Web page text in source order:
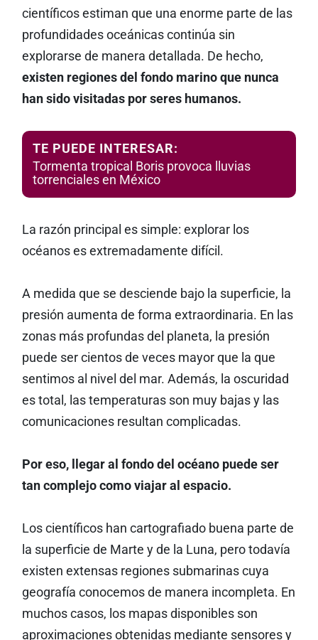
científicos estiman que una enorme parte de las
profundidades oceánicas continúa sin
explorarse de manera detallada. De hecho,
existen regiones del fondo marino que nunca
han sido visitadas por seres humanos.
TE PUEDE INTERESAR:
Tormenta tropical Boris provoca lluvias
torrenciales en México
La razón principal es simple: explorar los
océanos es extremadamente difícil.
A medida que se desciende bajo la superficie, la
presión aumenta de forma extraordinaria. En las
zonas más profundas del planeta, la presión
puede ser cientos de veces mayor que la que
sentimos al nivel del mar. Además, la oscuridad
es total, las temperaturas son muy bajas y las
comunicaciones resultan complicadas.
Por eso, llegar al fondo del océano puede ser
tan complejo como viajar al espacio.
Los científicos han cartografiado buena parte de
la superficie de Marte y de la Luna, pero todavía
existen extensas regiones submarinas cuya
geografía conocemos de manera incompleta. En
muchos casos, los mapas disponibles son
aproximaciones obtenidas mediante sensores y